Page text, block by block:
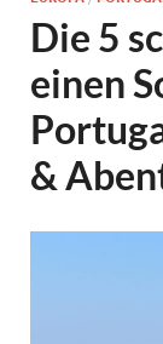
Die 5
einen
&